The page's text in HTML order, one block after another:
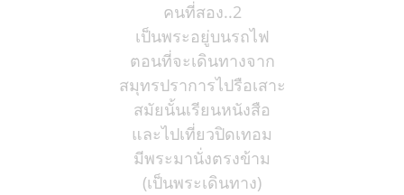
คนที่สอง..2
เป็นพระอยู่บนรถไฟ
ตอนที่จะเดินทางจาก
สมุทรปราการไปรือเสาะ
สมัยนั้นเรียนหนังสือ
และไปเที่ยวปิดเทอม
มีพระมานั่งตรงข้าม
(เป็นพระเดินทาง)